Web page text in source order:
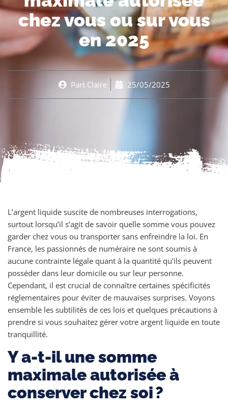
chez vous ou sur vous
en 2025
PartClaire 25/05/2025
L’argent liquide suscite de nombreuses interrogations,
surtout lorsqu’il s’agit de savoir quelle somme vous pouvez
garder chez vous ou transporter sans enfreindre la loi. En
France, les passionnés de numéraire ne sont soumis à
aucune contrainte légale quant à la quantité qu’ils peuvent
posséder dans leur domicile ou sur leur personne.
Cependant, il est crucial de connaître certaines spécificités
réglementaires pour éviter de mauvaises surprises. Voyons
ensemble les subtilités de ces lois et quelques précautions à
prendre si vous souhaitez gérer votre argent liquide en toute
tranquillité.
Y a-t-il une somme
maximale autorisée à
conserver chez soi ?